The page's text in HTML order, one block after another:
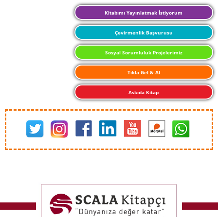
Kitabımı Yayınlatmak İstiyorum
Çevirmenlik Başvurusu
Sosyal Sorumluluk Projelerimiz
Tıkla Gel & Al
Askıda Kitap